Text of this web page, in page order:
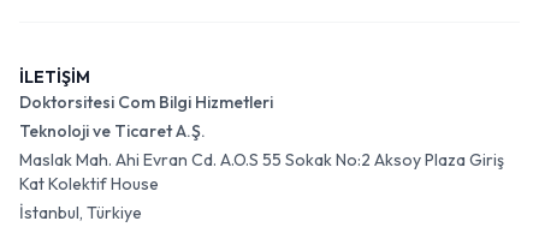
İLETİŞİM
Doktorsitesi Com Bilgi Hizmetleri
Teknoloji ve Ticaret A.Ş.
Maslak Mah. Ahi Evran Cd. A.O.S 55 Sokak No:2 Aksoy Plaza Giriş
Kat Kolektif House
İstanbul, Türkiye